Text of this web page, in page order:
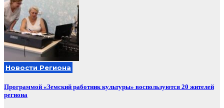
Новости Региона
Программой «Земский работник культуры» воспользуются 20 жителей
региона